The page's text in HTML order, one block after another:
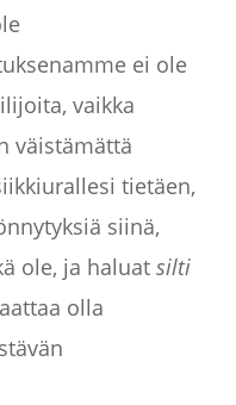
ei ole
vaikka
väistämättä
tietäen,
siinä,
ole, ja haluat silti
olla